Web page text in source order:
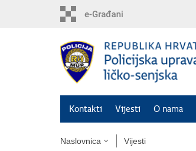
Kontakti Vijesti O nama
Naslovnica Vijesti